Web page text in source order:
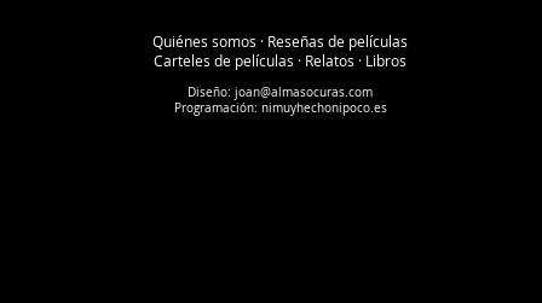
Quiénes somos · Reseñas de películas
Carteles de películas · Relatos · Libros
Diseño:joan@almasocuras.com
Programación: nimuyhechonipoco.es